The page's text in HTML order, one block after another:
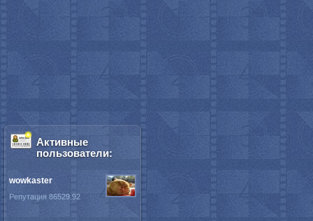
Активные
пользователи:
wowkaster
Репутация 86529.92